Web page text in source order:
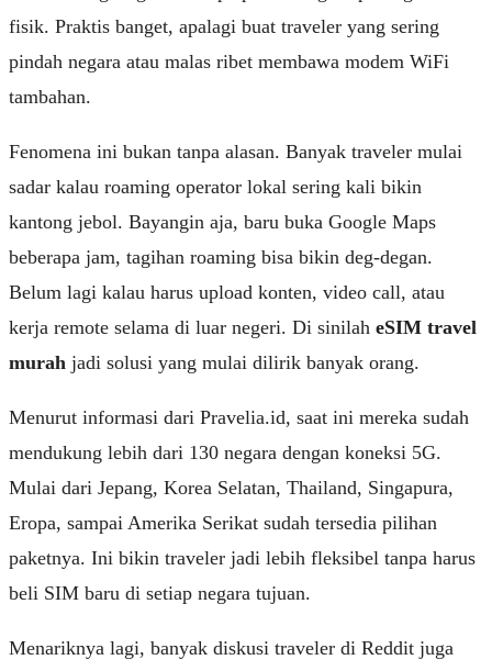
fisik. Praktis banget, apalagi buat traveler yang sering
pindah negara atau malas ribet membawa modem WiFi
tambahan.
Fenomena ini bukan tanpa alasan. Banyak traveler mulai
sadar kalau roaming operator lokal sering kali bikin
kantong jebol. Bayangin aja, baru buka Google Maps
beberapa jam, tagihan roaming bisa bikin deg-degan.
Belum lagi kalau harus upload konten, video call, atau
kerja remote selama di luar negeri. Di sinilah eSIM travel
murah jadi solusi yang mulai dilirik banyak orang.
Menurut informasi dari Pravelia.id, saat ini mereka sudah
mendukung lebih dari 130 negara dengan koneksi 5G.
Mulai dari Jepang, Korea Selatan, Thailand, Singapura,
Eropa, sampai Amerika Serikat sudah tersedia pilihan
paketnya. Ini bikin traveler jadi lebih fleksibel tanpa harus
beli SIM baru di setiap negara tujuan.
Menariknya lagi, banyak diskusi traveler di Reddit juga